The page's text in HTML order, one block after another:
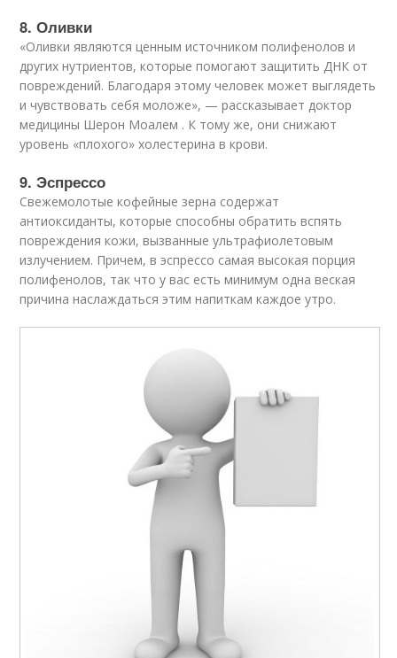
8. Оливки
«Оливки являются ценным источником полифенолов и
других нутриентов, которые помогают защитить ДНК от
повреждений. Благодаря этому человек может выглядеть
и чувствовать себя моложе», — рассказывает доктор
медицины Шерон Моалем . К тому же, они снижают
уровень «плохого» холестерина в крови.
9. Эспрессо
Свежемолотые кофейные зерна содержат
антиоксиданты, которые способны обратить вспять
повреждения кожи, вызванные ультрафиолетовым
излучением. Причем, в эспрессо самая высокая порция
полифенолов, так что у вас есть минимум одна веская
причина наслаждаться этим напиткам каждое утро.